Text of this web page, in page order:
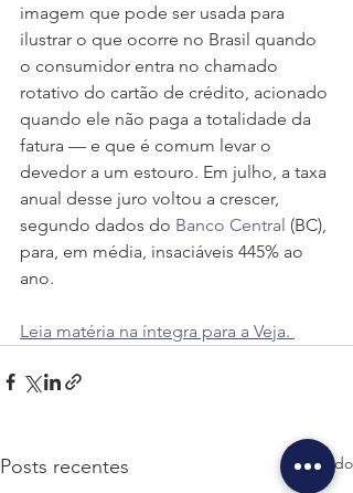
imagem que pode ser usada para
ilustrar o que ocorre no Brasil quando
o consumidor entra no chamado
rotativo do cartão de crédito, acionado
quando ele não paga a totalidade da
fatura — e que é comum levar o
devedor a um estouro. Em julho, a taxa
anual desse juro voltou a crescer,
segundo dados do Banco Central (BC),
para, em média, insaciáveis 445% ao
ano.
Leia matéria na íntegra para a Veja.
Posts recentes Ver tudo